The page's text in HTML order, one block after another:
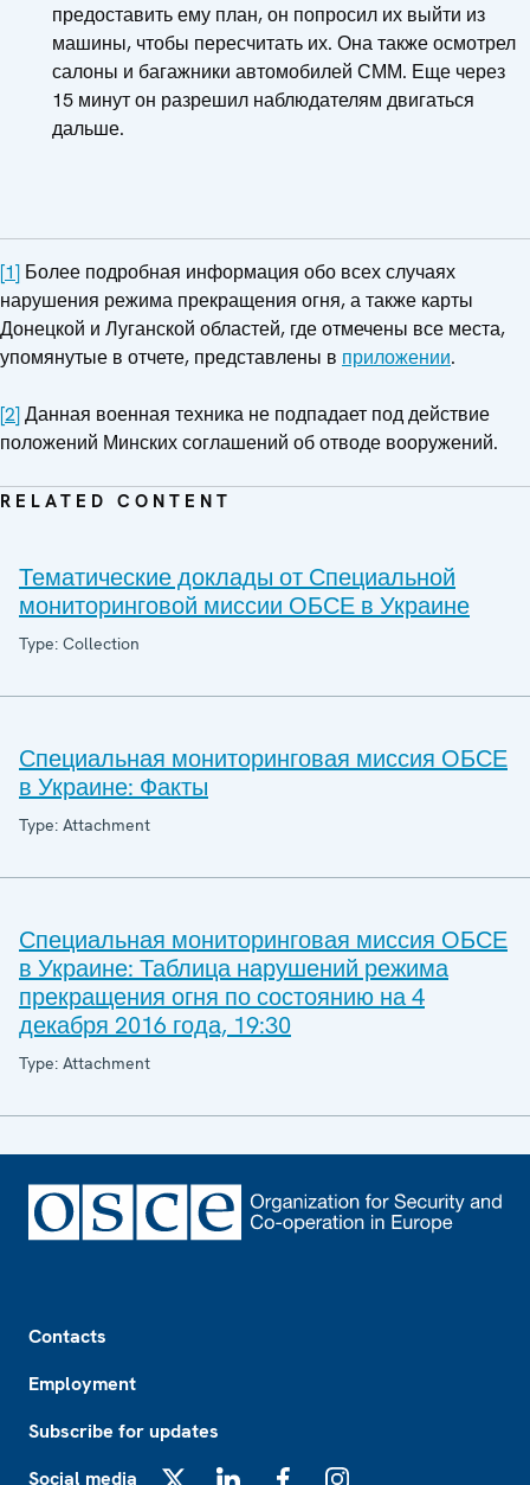
предоставить ему план, он попросил их выйти из
машины, чтобы пересчитать их. Она также осмотрел
салоны и багажники автомобилей СММ. Еще через
15 минут он разрешил наблюдателям двигаться
дальше.
[1] Более подробная информация обо всех случаях
нарушения режима прекращения огня, а также карты
Донецкой и Луганской областей, где отмечены все места,
упомянутые в отчете, представлены в приложении.
[2]Данная военная техника не подпадает под действие
положений Минских соглашений об отводе вооружений.
RELATED CONTENT
Тематические доклады от Специальной
мониторинговой миссии ОБСЕ в Украине
Type: Collection
Специальная мониторинговая миссия ОБСЕ
в Украине: Факты
Type: Attachment
Специальная мониторинговая миссия ОБСЕ
в Украине: Таблица нарушений режима
прекращения огня по состоянию на 4
декабря 2016 года, 19:30
Type: Attachment
Contacts
Employment
Subscribe for updates
Social media